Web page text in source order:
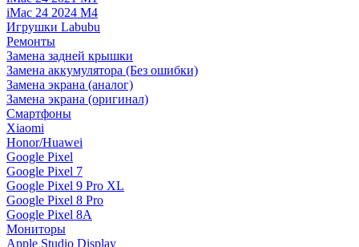
iMac 24 2024 M4
Игрушки Labubu
Ремонты
Замена задней крышки
Замена аккумулятора (Без ошибки)
Замена экрана (аналог)
Замена экрана (оригинал)
Смартфоны
Xiaomi
Honor/Huawei
Google Pixel
Google Pixel 7
Google Pixel 9 Pro XL
Google Pixel 8 Pro
Google Pixel 8A
Мониторы
Apple Studio Display